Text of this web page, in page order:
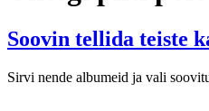
Soovin tellida teiste
Sirvi nende albumeid ja vali